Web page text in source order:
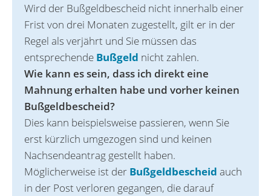
Wird der Bußgeldbescheid nicht innerhalb einer
Frist von drei Monaten zugestellt, gilt er in der
Regel als verjährt und Sie müssen das
entsprechende Bußgeld nicht zahlen.
Wie kann es sein, dass ich direkt eine
Mahnung erhalten habe und vorher keinen
Bußgeldbescheid?
Dies kann beispielsweise passieren, wenn Sie
erst kürzlich umgezogen sind und keinen
Nachsendeantrag gestellt haben.
Möglicherweise ist der Bußgeldbescheid auch
in der Post verloren gegangen, die darauf